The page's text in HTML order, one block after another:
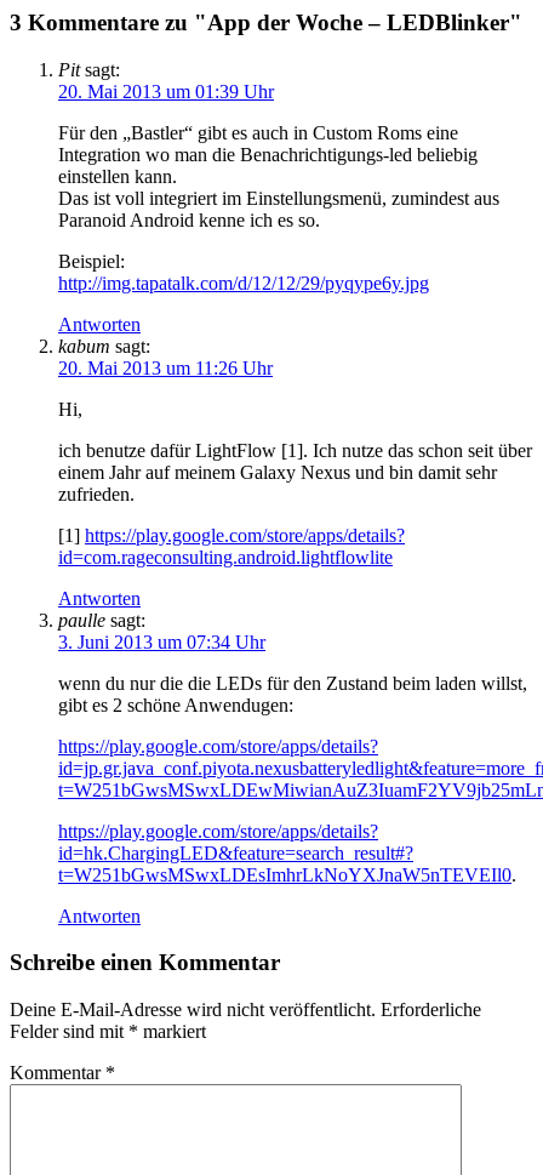
3 Kommentare zu "App der Woche – LEDBlinker"
Pit sagt:
20. Mai 2013 um 01:39 Uhr
Für den „Bastler“ gibt es auch in Custom Roms eine
Integration wo man die Benachrichtigungs-led beliebig
einstellen kann.
Das ist voll integriert im Einstellungsmenü, zumindest aus
Paranoid Android kenne ich es so.
Beispiel:
http://img.tapatalk.com/d/12/12/29/pyqype6y.jpg
Antworten
kabum sagt:
20. Mai 2013 um 11:26 Uhr
Hi,
ich benutze dafür LightFlow [1]. Ich nutze das schon seit über
einem Jahr auf meinem Galaxy Nexus und bin damit sehr
zufrieden.
[1] https://play.google.com/store/apps/details?
id=com.rageconsulting.android.lightflowlite
Antworten
paulle sagt:
3. Juni 2013 um 07:34 Uhr
wenn du nur die die LEDs für den Zustand beim laden willst,
gibt es 2 schöne Anwendugen:
https://play.google.com/store/apps/details?
https://play.google.com/store/apps/details?
id=hk.ChargingLED&feature=search_result#?
t=W251bGwsMSwxLDEsImhrLkNoYXJnaW5nTEVEIl0.
Antworten
Schreibe einen Kommentar
Deine E-Mail-Adresse wird nicht veröffentlicht. Erforderliche
Felder sind mit * markiert
Kommentar *